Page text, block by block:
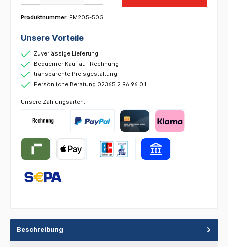
Produktnummer: EM205-50G
Unsere Vorteile
Zuverlässige Lieferung
Bequemer Kauf auf Rechnung
transparente Preisgestaltung
Persönliche Beratung 02365 2 96 96 01
Unsere Zahlungsarten:
Beschreibung